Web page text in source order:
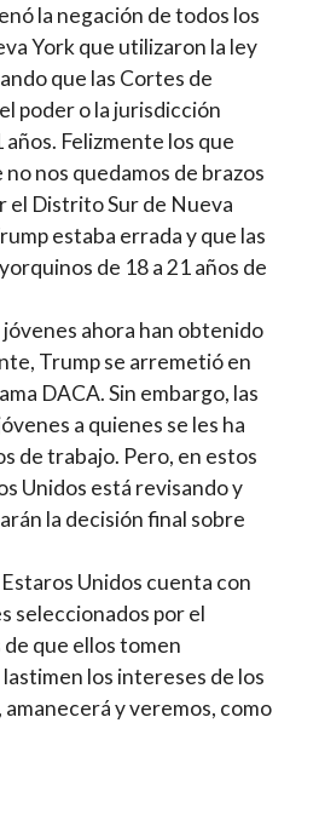
la negación de todos los
York que utilizaron la ley
que las Cortes de
poder o la jurisdicción
Felizmente los que
nos quedamos de brazos
el Distrito Sur de Nueva
estaba errada y que las
de 18 a 21 años de
ahora han obtenido
Trump se arremetió en
DACA. Sin embargo, las
a quienes se les ha
de trabajo. Pero, en estos
Unidos está revisando y
la decisión final sobre
Unidos cuenta con
seleccionados por el
que ellos tomen
los intereses de los
y veremos, como